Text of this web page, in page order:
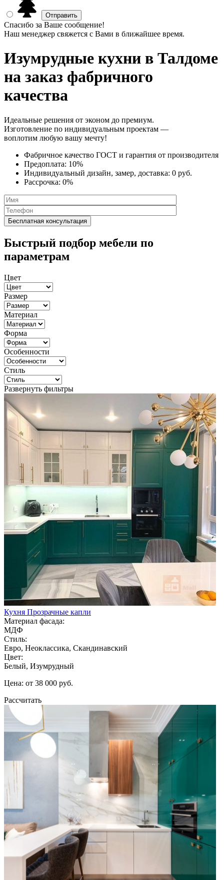
Спасибо за Ваше сообщение!
Наш менеджер свяжется с Вами в ближайшее время.
Изумрудные кухни в Талдоме
на заказ фабричного
качества
Идеальные решения от эконом до премиум.
Изготовление по индивидуальным проектам —
воплотим любую вашу мечту!
Фабричное качество ГОСТ и гарантия от производителя
Предоплата: 10%
Индивидуальный дизайн, замер, доставка: 0 руб.
Рассрочка: 0%
Быстрый подбор мебели по
параметрам
Цвет
Размер
Материал
Форма
Особенности
Стиль
Развернуть фильтры
Кухня Прозрачные капли
Материал фасада:
МДФ
Стиль:
Евро, Неоклассика, Скандинавский
Цвет:
Белый, Изумрудный
Цена: от 38 000 руб.
Рассчитать